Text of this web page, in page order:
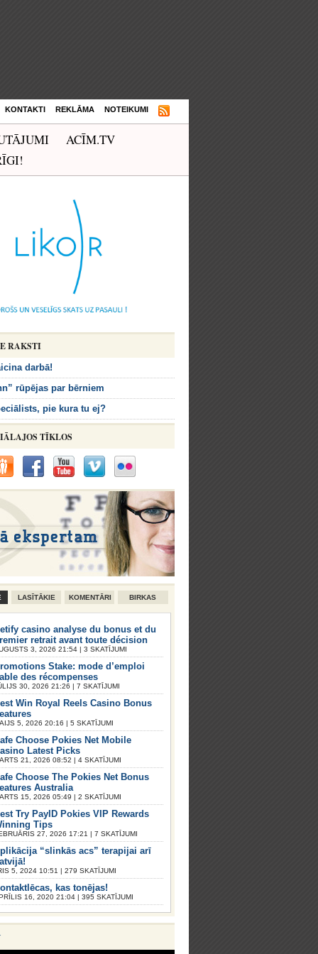
KONTAKTI REKLĀMA NOTEIKUMI
ACĪM.TV
RAKSTI
darbā!
rūpējas par bērniem
pie kura tu ej?
TĪKLOS
LASĪTĀKIE KOMENTĀRI BIRKAS
casino analyse du bonus et du
retrait avant toute décision
3, 2026 21:54 | 3 SKATĪJUMI
Stake: mode d’emploi
des récompenses
30, 2026 21:26 | 7 SKATĪJUMI
Win Royal Reels Casino Bonus
5, 2026 20:16 | 5 SKATĪJUMI
Choose Pokies Net Mobile
Latest Picks
21, 2026 08:52 | 4 SKATĪJUMI
Choose The Pokies Net Bonus
Australia
15, 2026 05:49 | 2 SKATĪJUMI
Try PayID Pokies VIP Rewards
Tips
27, 2026 17:21 | 7 SKATĪJUMI
“slinkās acs” terapijai arī
5, 2024 10:51 | 279 SKATĪJUMI
kas tonējas!
16, 2020 21:04 | 395 SKATĪJUMI